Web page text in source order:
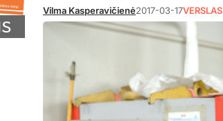
Vilma Kasperavičienė2017-03-17VERSLAS